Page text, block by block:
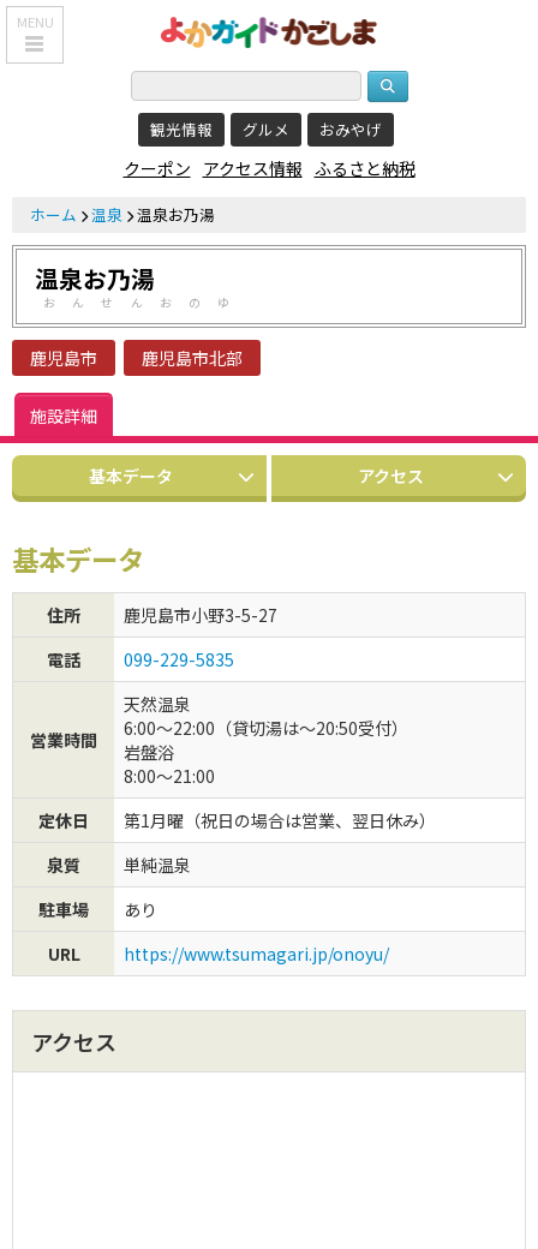
MENU
鹿児島基本情報
食べる・飲む
おみやげを買う
温泉
レジャー&
リラクゼーション
初めてご利用の方
クーポンご利用について
観光情報 グルメ おみやげ
クーポン アクセス情報 ふるさと納税
ホーム 温泉 温泉お乃湯
温泉お乃湯
おんせんおのゆ
鹿児島市 鹿児島市北部
施設詳細
基本データ アクセス
基本データ
住所
鹿児島市小野3-5-27
電話
099-229-5835
営業時間
天然温泉
6:00～22:00（貸切湯は～20:50受付）
岩盤浴
8:00～21:00
定休日
第1月曜（祝日の場合は営業、翌日休み）
泉質
単純温泉
駐車場
あり
URL
https://www.tsumagari.jp/onoyu/
アクセス